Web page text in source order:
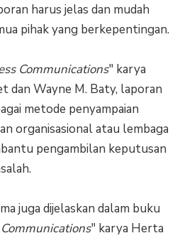
harus jelas dan mudah
pihak yang berkepentingan.
Communications" karya
dan Wayne M. Baty, laporan
metode penyampaian
organisasional atau lembaga
pengambilan keputusan
juga dijelaskan dalam buku
" karya Herta